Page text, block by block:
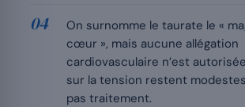
On surnomme le taurate le «
cœur », mais aucune allégation
cardiovasculaire n’est
sur la tension restent
pas traitement.